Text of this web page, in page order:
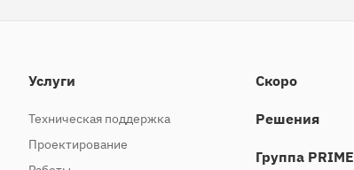
Услуги
Техническая поддержка
Проектирование
Скоро
Решения
Группа PRIME